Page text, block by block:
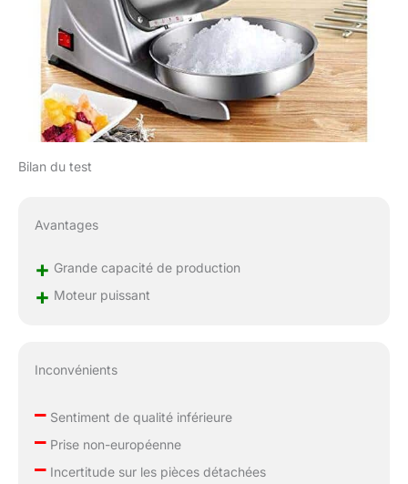
Bilan du test
Avantages
+ Grande capacité de production
+ Moteur puissant
Inconvénients
–Sentiment de qualité inférieure
–Prise non-européenne
–Incertitude sur les pièces détachées